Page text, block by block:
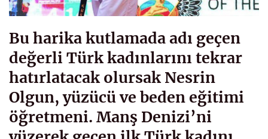
Bu harika kutlamada adı geçen
değerli Türk kadınlarını tekrar
hatırlatacak olursak Nesrin
Olgun, yüzücü ve beden eğitimi
öğretmeni. Manş Denizi’ni